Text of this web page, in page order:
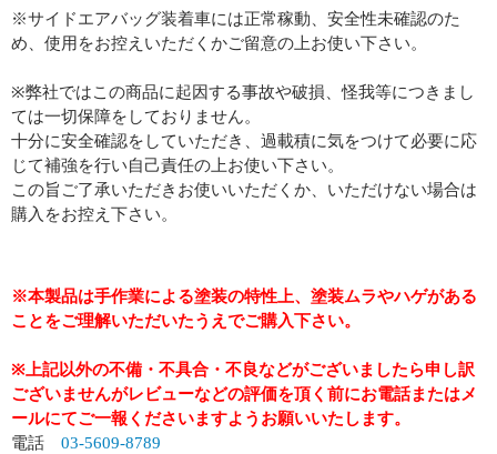
※サイドエアバッグ装着車には正常稼動、安全性未確認のた
め、使用をお控えいただくかご留意の上お使い下さい。
※弊社ではこの商品に起因する事故や破損、怪我等につきまし
ては一切保障をしておりません。
十分に安全確認をしていただき、過載積に気をつけて必要に応
じて補強を行い自己責任の上お使い下さい。
この旨ご了承いただきお使いいただくか、いただけない場合は
購入をお控え下さい。
※本製品は手作業による塗装の特性上、塗装ムラやハゲがある
ことをご理解いただいたうえでご購入下さい。
※上記以外の不備・不具合・不良などがございましたら申し訳
ございませんがレビューなどの評価を頂く前にお電話またはメ
ールにてご一報くださいますようお願いいたします。
電話 03-5609-8789